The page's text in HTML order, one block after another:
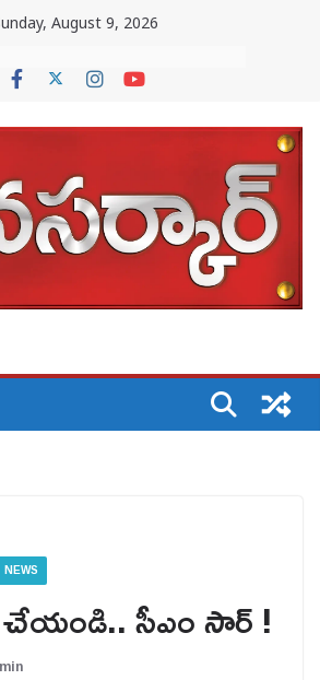
August 9, 2026
NEWS
చేయండి.. సీఎం సార్ !